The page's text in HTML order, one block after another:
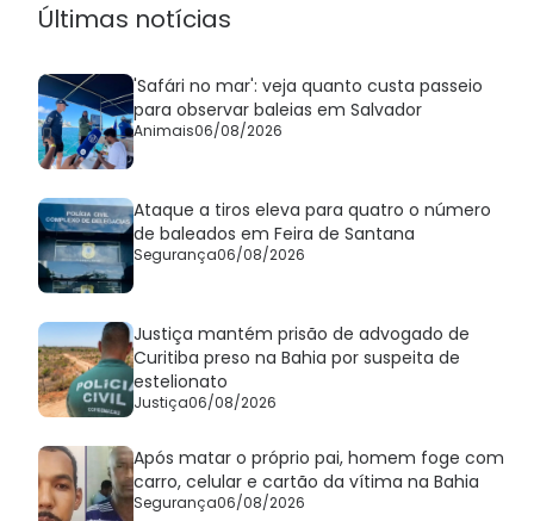
Últimas notícias
'Safári no mar': veja quanto custa passeio
para observar baleias em Salvador
Animais06/08/2026
Ataque a tiros eleva para quatro o número
de baleados em Feira de Santana
Segurança06/08/2026
Justiça mantém prisão de advogado de
Curitiba preso na Bahia por suspeita de
estelionato
Justiça06/08/2026
Após matar o próprio pai, homem foge com
carro, celular e cartão da vítima na Bahia
Segurança06/08/2026